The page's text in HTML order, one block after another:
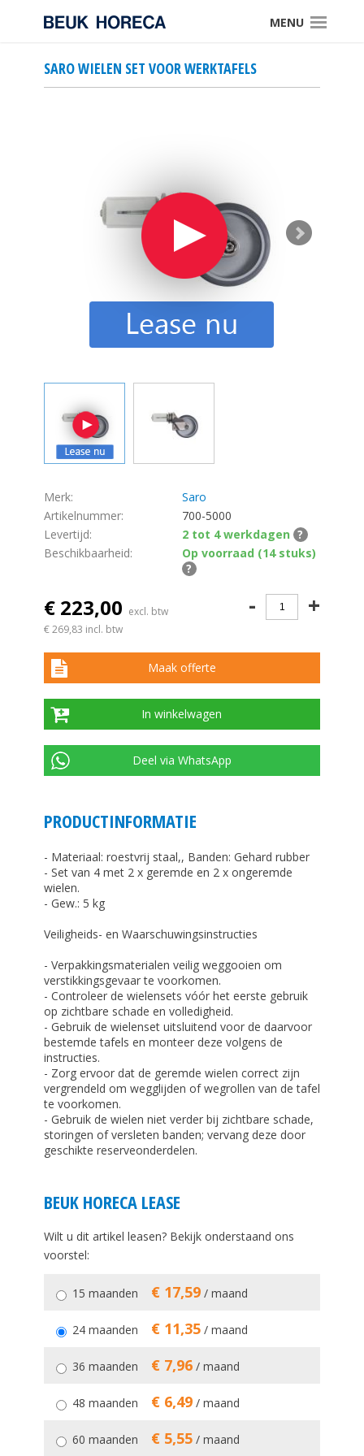
MENU
SARO WIELEN SET VOOR WERKTAFELS
Merk:
Saro
Artikelnummer:
700-5000
Levertijd:
2 tot 4 werkdagen ?
Beschikbaarheid:
Op voorraad (14 stuks)
?
- +
€ 223,00 excl. btw
€ 269,83 incl. btw
Maak offerte
In winkelwagen
Deel via WhatsApp
PRODUCTINFORMATIE
- Materiaal: roestvrij staal,, Banden: Gehard rubber
- Set van 4 met 2 x geremde en 2 x ongeremde
wielen.
- Gew.: 5 kg
Veiligheids- en Waarschuwingsinstructies
- Verpakkingsmaterialen veilig weggooien om
verstikkingsgevaar te voorkomen.
- Controleer de wielensets vóór het eerste gebruik
op zichtbare schade en volledigheid.
- Gebruik de wielenset uitsluitend voor de daarvoor
bestemde tafels en monteer deze volgens de
instructies.
- Zorg ervoor dat de geremde wielen correct zijn
vergrendeld om wegglijden of wegrollen van de tafel
te voorkomen.
- Gebruik de wielen niet verder bij zichtbare schade,
storingen of versleten banden; vervang deze door
geschikte reserveonderdelen.
BEUK HORECA LEASE
Wilt u dit artikel leasen? Bekijk onderstaand ons
voorstel:
15 maanden € 17,59/ maand
24 maanden € 11,35/ maand
36 maanden € 7,96/ maand
48 maanden € 6,49/ maand
60 maanden € 5,55/ maand